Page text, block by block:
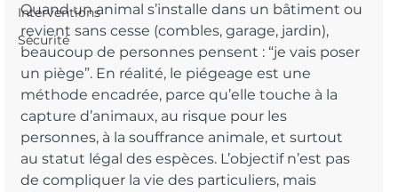
Interventions
Sécurité
Quand un animal s’installe dans un bâtiment ou
revient sans cesse (combles, garage, jardin),
beaucoup de personnes pensent : “je vais poser
un piège”. En réalité, le piégeage est une
méthode encadrée, parce qu’elle touche à la
capture d’animaux, au risque pour les
personnes, à la souffrance animale, et surtout
au statut légal des espèces. L’objectif n’est pas
de compliquer la vie des particuliers, mais